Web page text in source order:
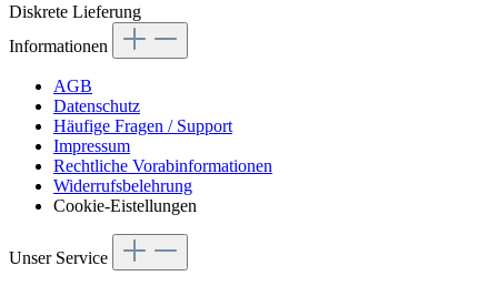
Diskrete Lieferung
Informationen
AGB
Datenschutz
Häufige Fragen / Support
Impressum
Rechtliche Vorabinformationen
Widerrufsbelehrung
Cookie-Eistellungen
Unser Service